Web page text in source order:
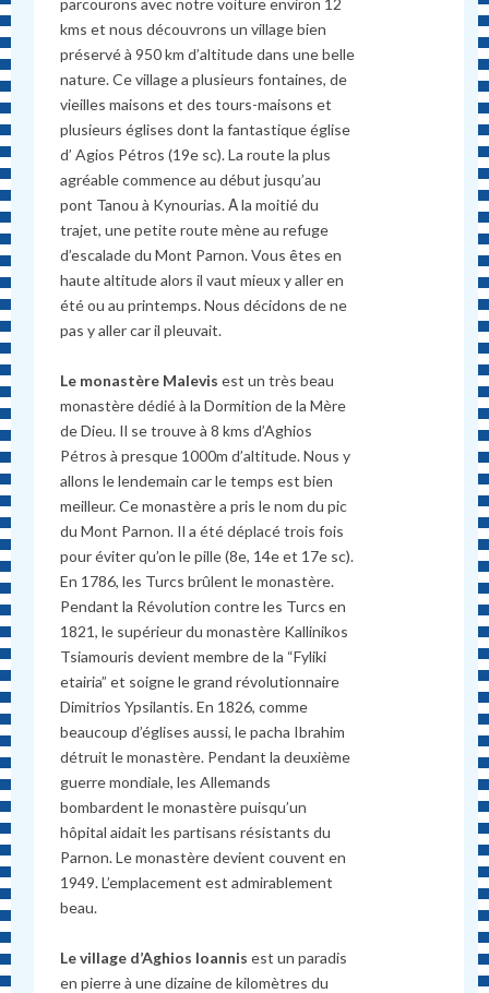
parcourons avec notre voiture environ 12
kms et nous découvrons un village bien
préservé à 950 km d’altitude dans une belle
nature. Ce village a plusieurs fontaines, de
vieilles maisons et des tours-maisons et
plusieurs églises dont la fantastique église
d’ Agios Pétros (19e sc). La route la plus
agréable commence au début jusqu’au
pont Tanou à Kynourias. Α la moitié du
trajet, une petite route mène au refuge
d’escalade du Mont Parnon. Vous êtes en
haute altitude alors il vaut mieux y aller en
été ou au printemps. Nous décidons de ne
pas y aller car il pleuvait.
Le monastère Malevis est un très beau
monastère dédié à la Dormition de la Mère
de Dieu. Il se trouve à 8 kms d’Aghios
Pétros à presque 1000m d’altitude. Nous y
allons le lendemain car le temps est bien
meilleur. Ce monastère a pris le nom du pic
du Mont Parnon. Il a été déplacé trois fois
pour éviter qu’on le pille (8e, 14e et 17e sc).
En 1786, les Turcs brûlent le monastère.
Pendant la Révolution contre les Turcs en
1821, le supérieur du monastère Kallinikos
Tsiamouris devient membre de la “Fyliki
etairia” et soigne le grand révolutionnaire
Dimitrios Ypsilantis. En 1826, comme
beaucoup d’églises aussi, le pacha Ibrahim
détruit le monastère. Pendant la deuxième
guerre mondiale, les Allemands
bombardent le monastère puisqu’un
hôpital aidait les partisans résistants du
Parnon. Le monastère devient couvent en
1949. L’emplacement est admirablement
beau.
Le village d’Aghios Ioannis est un paradis
en pierre à une dizaine de kilomètres du